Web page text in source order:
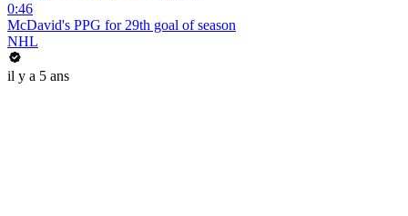
0:46
McDavid's PPG for 29th goal of season
NHL
il y a 5 ans